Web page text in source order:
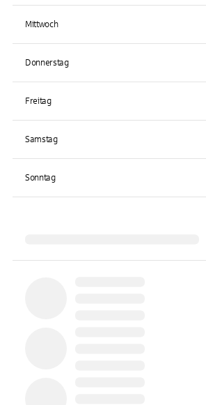
Mittwoch
Donnerstag
Freitag
Samstag
Sonntag